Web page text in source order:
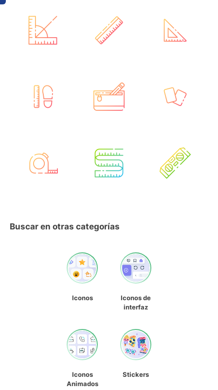
Buscar en otras categorías
Iconos
Iconos de
interfaz
Iconos
Animados
Stickers